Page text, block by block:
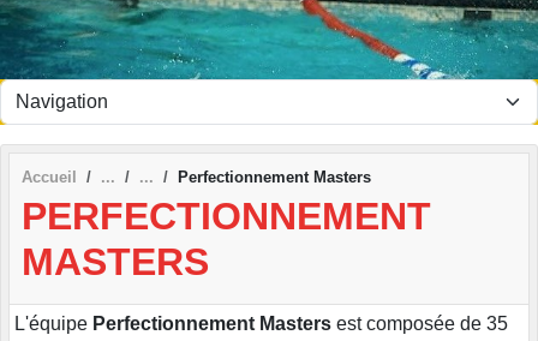
Accueil Perfectionnement Masters
PERFECTIONNEMENT
MASTERS
L'équipe Perfectionnement Masters est composée de 35